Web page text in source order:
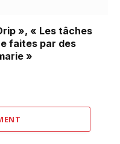
», « Les tâches
faites par des
»